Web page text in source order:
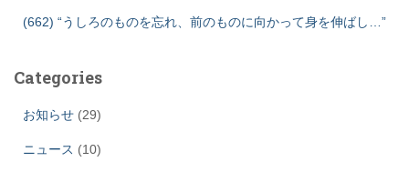
(662) “うしろのものを忘れ、前のものに向かって身を伸ばし…”
Categories
お知らせ (29)
ニュース (10)